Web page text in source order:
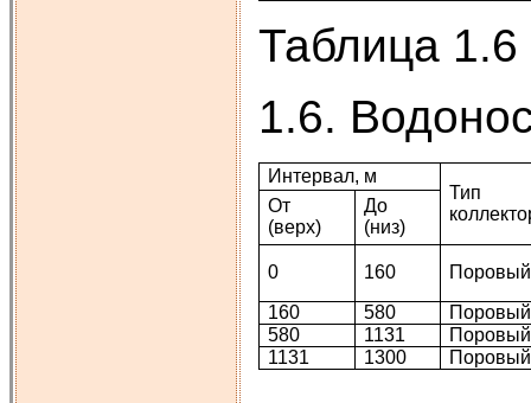
Таблица 1.6
1.6.
Интервал, м
Тип
От
(верх)
До
(низ)
0 160
Поровый
160
580
Поровый
580
1131
Поровый
1131
1300 Поровый